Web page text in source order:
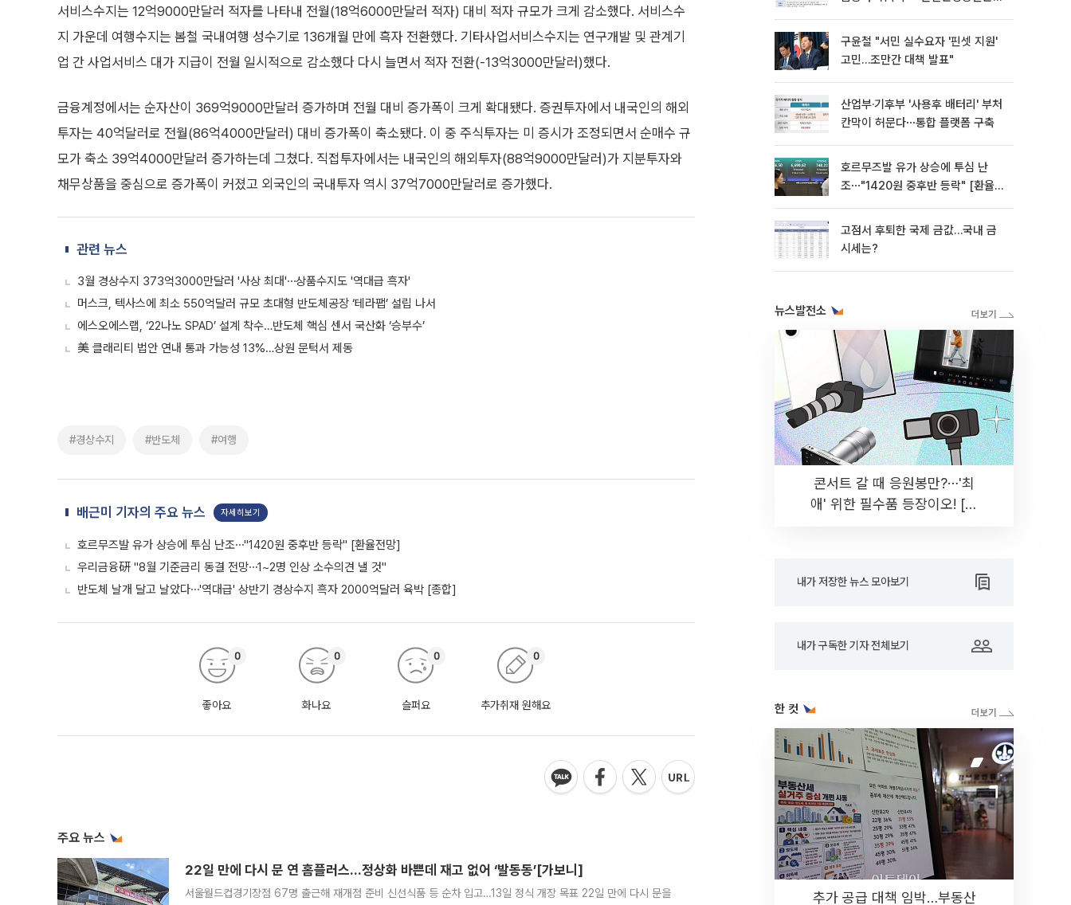
서비스수지는 12억9000만달러 적자를 나타내 전월(18억6000만달러 적자) 대비 적자 규모가 크게 감소했다. 서비스수
지 가운데 여행수지는 봄철 국내여행 성수기로 136개월 만에 흑자 전환했다. 기타사업서비스수지는 연구개발 및 관계기
업 간 사업서비스 대가 지급이 전월 일시적으로 감소했다 다시 늘면서 적자 전환(-13억3000만달러)했다.
금융계정에서는 순자산이 369억9000만달러 증가하며 전월 대비 증가폭이 크게 확대됐다. 증권투자에서 내국인의 해외
투자는 40억달러로 전월(86억4000만달러) 대비 증가폭이 축소됐다. 이 중 주식투자는 미 증시가 조정되면서 순매수 규
모가 축소 39억4000만달러 증가하는데 그쳤다. 직접투자에서는 내국인의 해외투자(88억9000만달러)가 지분투자와
채무상품을 중심으로 증가폭이 커졌고 외국인의 국내투자 역시 37억7000만달러로 증가했다.
관련 뉴스
3월 경상수지 373억3000만달러 '사상 최대'⋯상품수지도 '역대급 흑자'
머스크, 텍사스에 최소 550억달러 규모 초대형 반도체공장 ‘테라팹’ 설립 나서
에스오에스랩, ‘22나노 SPAD’ 설계 착수…반도체 핵심 센서 국산화 ‘승부수’
美 클래리티 법안 연내 통과 가능성 13%…상원 문턱서 제동
#경상수지 #반도체 #여행
배근미 기자의 주요 뉴스 자세히보기
호르무즈발 유가 상승에 투심 난조⋯"1420원 중후반 등락" [환율전망]
우리금융硏 "8월 기준금리 동결 전망⋯1~2명 인상 소수의견 낼 것"
반도체 날개 달고 날았다⋯'역대급' 상반기 경상수지 흑자 2000억달러 육박 [종합]
좋아요
0
화나요
0
슬퍼요
0
추가취재 원해요
0
주요 뉴스
22일 만에 다시 문 연 홈플러스…정상화 바쁜데 재고 없어 ‘발동동’[가보니]
서울월드컵경기장점 67명 출근해 재개점 준비 신선식품 등 순차 입고…13일 정식 개장 목표 22일 만에 다시 문을
구윤철 "서민 실수요자 '핀셋 지원'
고민…조만간 대책 발표"
산업부·기후부 '사용후 배터리' 부처
칸막이 허문다⋯통합 플랫폼 구축
호르무즈발 유가 상승에 투심 난
조⋯"1420원 중후반 등락" [환율전
고점서 후퇴한 국제 금값…국내 금
시세는?
뉴스발전소
콘서트 갈 때 응원봉만?⋯'최
애' 위한 필수품 등장이오! [솔
내가 저장한 뉴스 모아보기
내가 구독한 기자 전체보기
한 컷
추가 공급 대책 임박…부동산